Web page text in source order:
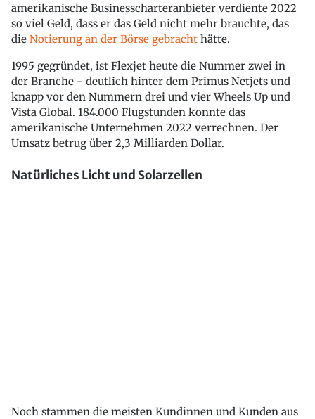
amerikanische Businesscharteranbieter verdiente 2022
so viel Geld, dass er das Geld nicht mehr brauchte, das
die Notierung an der Börse gebracht hätte.
1995 gegründet, ist Flexjet heute die Nummer zwei in
der Branche - deutlich hinter dem Primus Netjets und
knapp vor den Nummern drei und vier Wheels Up und
Vista Global. 184.000 Flugstunden konnte das
amerikanische Unternehmen 2022 verrechnen. Der
Umsatz betrug über 2,3 Milliarden Dollar.
Natürliches Licht und Solarzellen
Noch stammen die meisten Kundinnen und Kunden aus